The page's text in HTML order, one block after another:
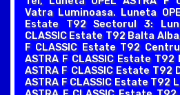
Vatra Luminoasa. Luneta
Estate T92 Sectorul 3:
CLASSIC Estate T92 Balta
F CLASSIC Estate T92
ASTRA F CLASSIC Estate
ASTRA F CLASSIC Estate T92
ASTRA F CLASSIC Estate T92